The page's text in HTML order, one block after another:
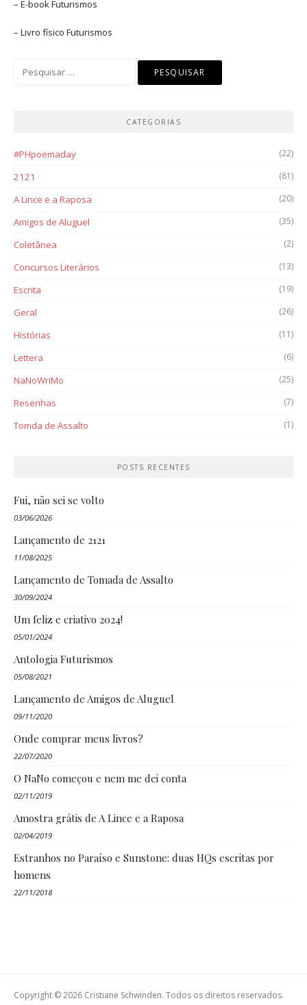
– E-bookFuturismos
– Livro físico Futurismos
CATEGORIAS
#PHpoemaday (22)
2121 (81)
A Lince e a Raposa (20)
Amigos de Aluguel (35)
Coletânea (2)
Concursos Literários (13)
Escrita (19)
Geral (26)
Histórias (11)
Lettera (6)
NaNoWriMo (25)
Resenhas (7)
Tomda de Assalto (1)
POSTS RECENTES
Fui, não sei se volto
03/06/2026
Lançamento de 2121
11/08/2025
Lançamento de Tomada de Assalto
30/09/2024
Um feliz e criativo 2024!
05/01/2024
Antologia Futurismos
05/08/2021
Lançamento de Amigos de Aluguel
09/11/2020
Onde comprar meus livros?
22/07/2020
O NaNo começou e nem me dei conta
02/11/2019
Amostra grátis de A Lince e a Raposa
02/04/2019
Estranhos no Paraíso e Sunstone: duas HQs escritas por
homens
22/11/2018
Copyright © 2026 Cristiane Schwinden. Todos os direitos reservados.